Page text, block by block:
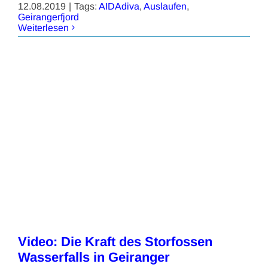
12.08.2019 | Tags: AIDAdiva, Auslaufen,
Geirangerfjord
Weiterlesen
Video: Die Kraft des Storfossen
Wasserfalls in Geiranger